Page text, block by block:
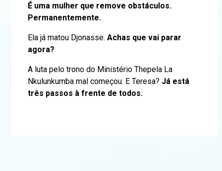
É uma mulher que remove obstáculos.
Permanentemente.
Ela já matou Djonasse. Achas que vai parar
agora?
A luta pelo trono do Ministério Thepela La
Nkulunkumba mal começou. E Teresa? Já está
três passos à frente de todos.